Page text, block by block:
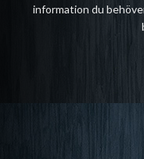
information du